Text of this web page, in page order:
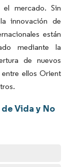
el mercado. Sin
innovación de
están
mediante la
de nuevos
ellos Orient
Vida y No